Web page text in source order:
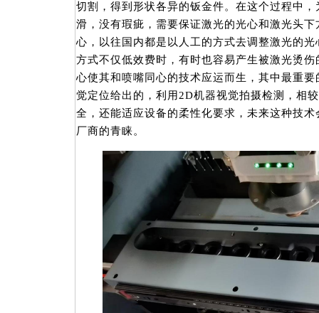
切割，得到形状各异的钣金件。在这个过程中
滑，没有瑕疵，需要保证激光的光心和激光头
心，以往国内都是以人工的方式去调整激光的
方式不仅低效费时，有时也容易产生被激光烫
心使其和喷嘴同心的技术应运而生，其中最重
觉定位给出的，利用2D机器视觉拍摄检测，相
全，还能适应设备的柔性化要求，未来这种技
厂商的青睐。